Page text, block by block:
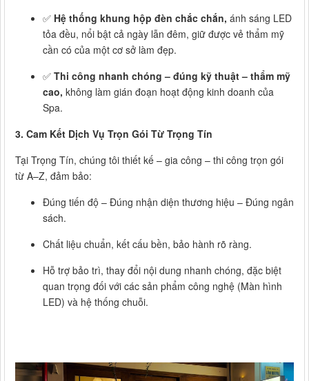
✅ Hệ thống khung hộp đèn chắc chắn, ánh sáng LED
tỏa đều, nổi bật cả ngày lẫn đêm, giữ được vẻ thẩm mỹ
cần có của một cơ sở làm đẹp.
✅ Thi công nhanh chóng – đúng kỹ thuật – thẩm mỹ
cao, không làm gián đoạn hoạt động kinh doanh của
Spa.
3. Cam Kết Dịch Vụ Trọn Gói Từ Trọng Tín
Tại Trọng Tín, chúng tôi thiết kế – gia công – thi công trọn gói
từ A–Z, đảm bảo:
Đúng tiến độ – Đúng nhận diện thương hiệu – Đúng ngân
sách.
Chất liệu chuẩn, kết cấu bền, bảo hành rõ ràng.
Hỗ trợ bảo trì, thay đổi nội dung nhanh chóng, đặc biệt
quan trọng đối với các sản phẩm công nghệ (Màn hình
LED) và hệ thống chuỗi.